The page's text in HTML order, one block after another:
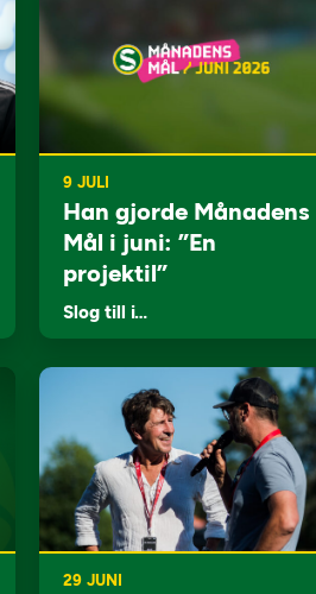
9 JULI
Han gjorde Månadens
Mål i juni: ”En
projektil”
Slog till i…
29 JUNI